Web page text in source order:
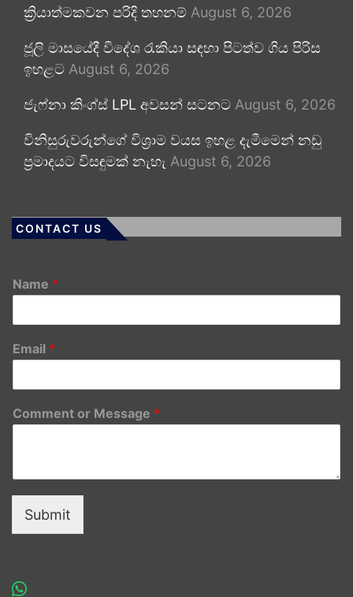
ක්‍රියාත්මකවන පරිදි තහනම් August 6, 2026
ජූලි මාසයේදී විදේශ රැකියා සඳහා පිටත්ව ගිය පිරිස
ඉහළට August 6, 2026
ජැෆ්නා කිංග්ස් LPL අවසන් සටනට August 6, 2026
විනිසුරුවරුන්ගේ විශ්‍රාම වයස ඉහළ දැමීමෙන් නඩු
ප්‍රමාදයට විසඳුමක් නැහැ August 6, 2026
CONTACT US
Name *
Email *
Comment or Message *
Submit